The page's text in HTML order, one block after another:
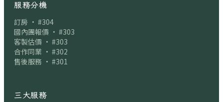
服務分機
訂房 · #304
國內團報價 · #303
客製估價 · #303
合作同業 · #302
售後服務 · #301
三大服務